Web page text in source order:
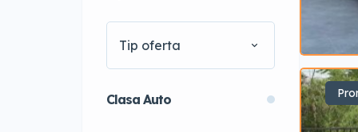
Tip oferta
Clasa Auto